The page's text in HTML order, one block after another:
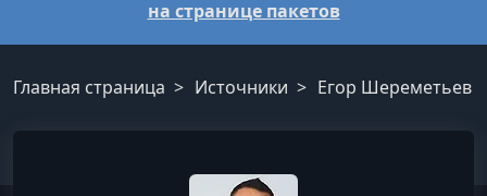
на странице пакетов
Главная страница Источники Егор Шереметьев